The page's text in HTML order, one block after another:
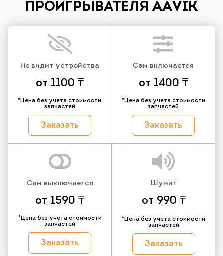
ПРОИГРЫВАТЕЛЯ AAVIK
Не видит устройства
от 1100 ₸
*Цена без учета стоимости
запчастей
Заказать
Сам включается
от 1400 ₸
*Цена без учета стоимости
запчастей
Заказать
Сам выключается
от 1590 ₸
*Цена без учета стоимости
запчастей
Заказать
Шумит
от 990 ₸
*Цена без учета стоимости
запчастей
Заказать